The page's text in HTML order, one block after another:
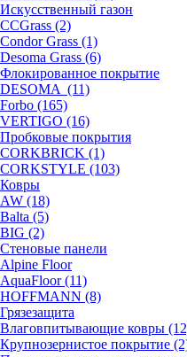
Искусственный газон
CCGrass (2)
Condor Grass (1)
Desoma Grass (6)
Флокированное покрытие
DESOMA (11)
Forbo (165)
VERTIGO (16)
Пробковые покрытия
CORKBRICK (1)
CORKSTYLE (103)
Ковры
AW (18)
Balta (5)
BIG (2)
Стеновые панели
Alpine Floor
AquaFloor (11)
HOFFMANN (8)
Грязезащита
Влаговпитывающие ковры
Крупнозернистое покрытие